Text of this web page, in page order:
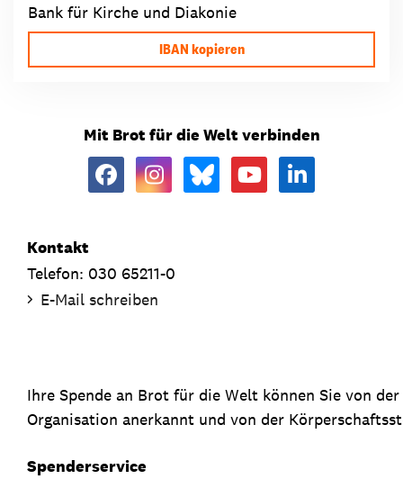
Bank für Kirche und Diakonie
IBAN kopieren
Mit Brot für die Welt verbinden
Kontakt
Telefon: 030 65211-0
E-Mail schreiben
Ihre Spende an Brot für die Welt können Sie von
Organisation anerkannt und von der
Spenderservice